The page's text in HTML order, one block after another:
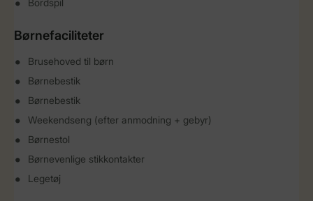
Bordspil
Børnefaciliteter
Brusehoved til børn
Børnebestik
Børnebestik
Weekendseng (efter anmodning + gebyr)
Børnestol
Børnevenlige stikkontakter
Legetøj